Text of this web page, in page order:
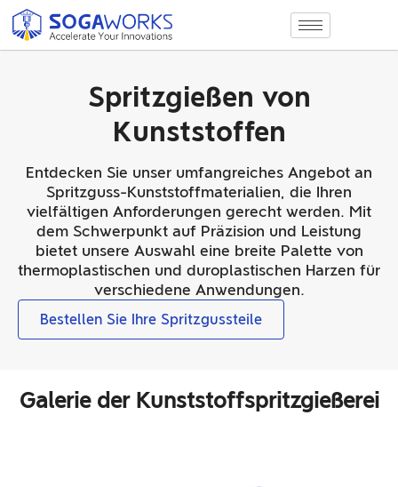
Spritzgießen von
Kunststoffen
Entdecken Sie unser umfangreiches Angebot an
Spritzguss-Kunststoffmaterialien, die Ihren
vielfältigen Anforderungen gerecht werden. Mit
dem Schwerpunkt auf Präzision und Leistung
bietet unsere Auswahl eine breite Palette von
thermoplastischen und duroplastischen Harzen für
verschiedene Anwendungen.
Bestellen Sie Ihre Spritzgussteile
Galerie der Kunststoffspritzgießerei